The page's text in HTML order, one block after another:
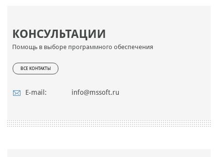
КОНСУЛЬТАЦИИ
Помощь в выборе программного обеспечения
ВСЕ КОНТАКТЫ
E-mail: info@mssoft.ru